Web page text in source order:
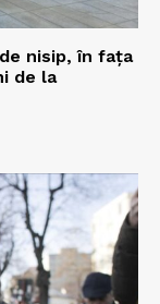
nisip, în fața
de la